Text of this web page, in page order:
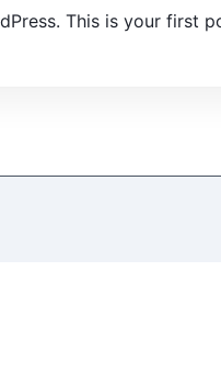
This is your first